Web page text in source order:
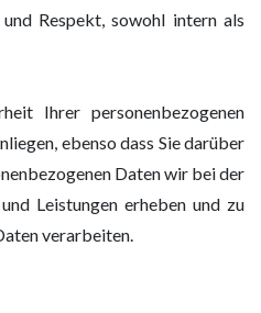
Respekt, sowohl intern als
Ihrer personenbezogenen
ebenso dass Sie darüber
Daten wir bei der
Leistungen erheben und zu
verarbeiten.